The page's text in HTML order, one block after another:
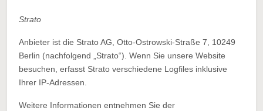
Strato
Anbieter ist die Strato AG, Otto-Ostrowski-Straße 7, 10249
Berlin (nachfolgend „Strato“). Wenn Sie unsere Website
besuchen, erfasst Strato verschiedene Logfiles inklusive
Ihrer IP-Adressen.
Weitere Informationen entnehmen Sie der